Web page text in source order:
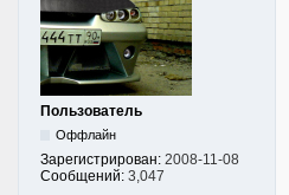
Пользователь
Оффлайн
Зарегистрирован: 2008-11-08
Сообщений: 3,047